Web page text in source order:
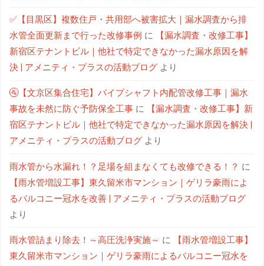
✅【目黒区】複数住戸・共用部へ被害拡大｜漏水調査から排
水管全面更新まで行った改修事例 に
【漏水調査・改修工事】
新宿区テナントビル｜他社で特定できなかった漏水原因を解
決 | アメニティ・プラスの活動ブログ より
🚰【文京区集合住宅】パイプシャフト内配管改修工事｜漏水
事故を未然に防ぐ予防保全工事 に
【漏水調査・改修工事】新
宿区テナントビル｜他社で特定できなかった漏水原因を解決 |
アメニティ・プラスの活動ブログ より
雨水管から水漏れ！？足場を組まなくても改修できる！？ に
【雨水管増設工事】東久留米市マンション｜ゲリラ豪雨によ
るバルコニー冠水を改善 | アメニティ・プラスの活動ブログ
より
雨水管詰まり除去！～高圧洗浄実施～ に
【雨水管増設工事】
東久留米市マンション｜ゲリラ豪雨によるバルコニー冠水を